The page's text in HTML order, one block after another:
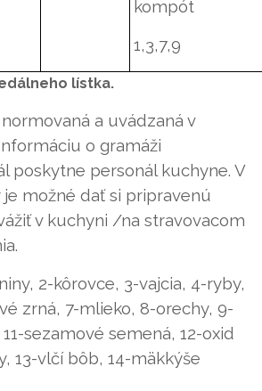
kompót
1,3,7,9
lístka.
a uvádzaná v
o gramáži
poskytne personál kuchyne. V
možné dať si pripravenú
v kuchyni /na stravovacom
2-kôrovce, 3-vajcia, 4-ryby,
zrná, 7-mlieko, 8-orechy, 9-
sezamové semená, 12-oxid
13-vlčí bôb, 14-mäkkýše